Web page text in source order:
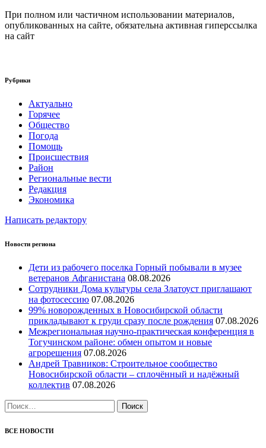
При полном или частичном использовании материалов,
опубликованных на сайте, обязательна активная гиперссылка
на сайт
Рубрики
Актуально
Горячее
Общество
Погода
Помощь
Происшествия
Район
Региональные вести
Редакция
Экономика
Написать редактору
Новости региона
Дети из рабочего поселка Горный побывали в музее
ветеранов Афганистана 08.08.2026
Сотрудники Дома культуры села Златоуст приглашают
на фотосессию 07.08.2026
99% новорожденных в Новосибирской области
прикладывают к груди сразу после рождения 07.08.2026
Межрегиональная научно‑практическая конференция в
Тогучинском районе: обмен опытом и новые
агрорешения 07.08.2026
Андрей Травников: Строительное сообщество
Новосибирской области – сплочённый и надёжный
коллектив 07.08.2026
Найти:
ВСЕ НОВОСТИ